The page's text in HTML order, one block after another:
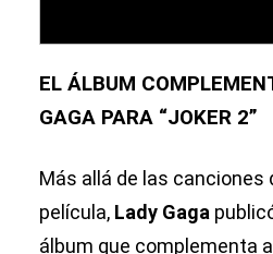
EL ÁLBUM
GAGA PARA “JOKER 2”
Más allá de las canciones
película, Lady Gaga
álbum que complementa a